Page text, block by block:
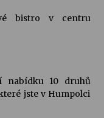
Kolchoz a
bistro v centru
nabídku 10 druhů
jste v Humpolci